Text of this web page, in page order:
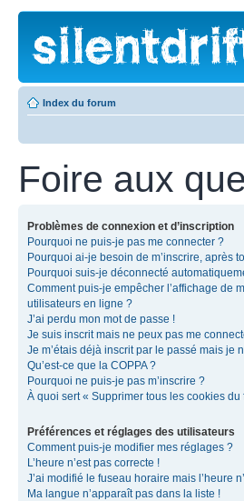
Index du forum
Foire aux
Problèmes de connexion et d’inscription
Pourquoi ne puis-je pas me connecter ?
Pourquoi ai-je besoin de m’inscrire, après
Pourquoi suis-je déconnecté
Comment puis-je empêcher l’affichage de
utilisateurs en ligne ?
J’ai perdu mon mot de passe !
Je suis inscrit mais ne peux pas me
Je m’étais déjà inscrit par le passé mais je
Qu’est-ce que la COPPA ?
Pourquoi ne puis-je pas m’inscrire ?
À quoi sert « Supprimer tous les cookies du
Préférences et réglages des utilisateurs
Comment puis-je modifier mes réglages ?
L’heure n’est pas correcte !
J’ai modifié le fuseau horaire mais l’heure
Ma langue n’apparaît pas dans la liste !